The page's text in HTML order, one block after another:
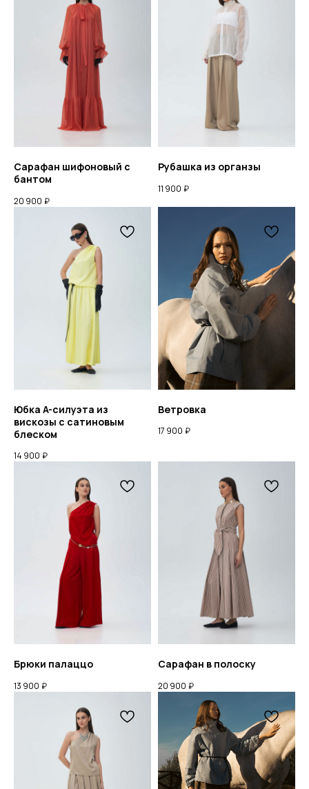
Сарафан шифоновый с
бантом
20 900 ₽
Рубашка из органзы
11 900 ₽
Юбка A-силуэта из
вискозы с сатиновым
блеском
14 900 ₽
Ветровка
17 900 ₽
Брюки палаццо
13 900 ₽
Сарафан в полоску
20 900 ₽